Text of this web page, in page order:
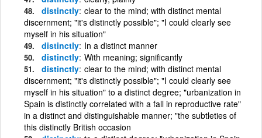
distinctly clear to the mind; with distinct mental
discernment; "it's distinctly possible"; "I could clearly see
myself in his situation"
distinctly In a distinct manner
distinctly With meaning; significantly
distinctly clear to the mind; with distinct mental
discernment; "it's distinctly possible"; "I could clearly see
myself in his situation" to a distinct degree; "urbanization in
Spain is distinctly correlated with a fall in reproductive rate"
in a distinct and distinguishable manner; "the subtleties of
this distinctly British occasion